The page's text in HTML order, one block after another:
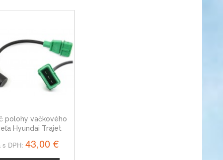
polohy vačkového
Hyundai Trajet
s DPH: 43,00 €